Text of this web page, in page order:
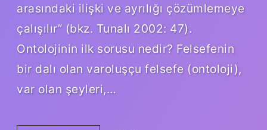
arasındaki ilişki ve ayrılığı çözümlemeye
çalışılır” (bkz. Tunalı 2002: 47).
Ontolojinin ilk sorusu nedir? Felsefenin
bir dalı olan varoluşçu felsefe (ontoloji),
var olan şeyleri,…